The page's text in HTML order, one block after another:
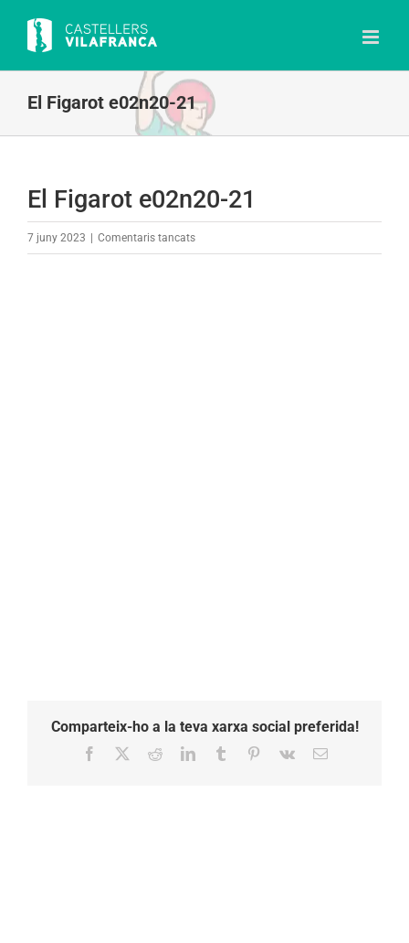
content
El Figarot e02n20-21
El Figarot e02n20-21
7 juny 2023 Comentaris tancatsa
Comparteix-ho a la teva xarxa social preferida!
Facebook RedditLinkedInTumblr Pinterest
Vk Email: